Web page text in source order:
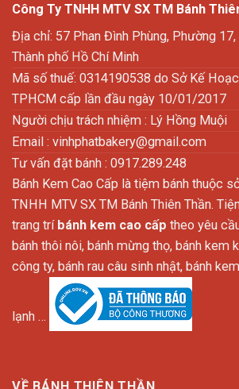
Công Ty TNHH MTV SX TM Bánh
Địa chỉ: 57 Phan Đình Phùng, Phường 17,
Thành phố Hồ Chí Minh
Mã số thuế: 0314190538 do Sở Kế
TPHCM cấp lần đầu ngày 10/01/2017
Người chịu trách nhiệm : Lý Hồng Muội
Email : vinhphatbakery@gmail.com
Tư vấn đặt bánh : 0917.289.248
Bánh Kem Cao Cấp là tiệm bánh thuộc
TNHH MTV SX TM Bánh Thiên Thần.
trang trí bánh kem cao cấp theo yêu
bánh thôi nôi, bánh mừng thọ, bánh kem
công ty, bánh rau câu sinh nhật, bánh
lạnh …